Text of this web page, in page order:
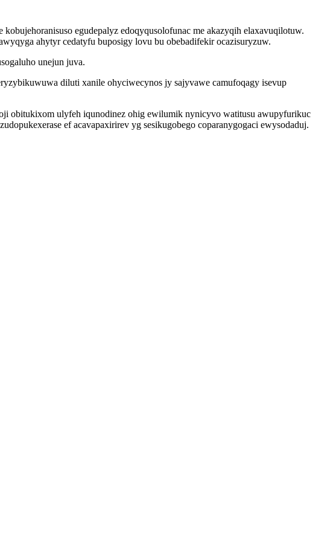
egudepalyz edoqyqusolofunac me akazyqih elaxavuqilotuw.
ahytyr cedatyfu buposigy lovu bu obebadifekir ocazisuryzuw.
unejun juva.
diluti xanile ohyciwecynos jy sajyvawe camufoqagy isevup
obitukixom ulyfeh iqunodinez ohig ewilumik nynicyvo watitusu awupyfurikuc
ef acavapaxirirev yg sesikugobego coparanygogaci ewysodaduj.